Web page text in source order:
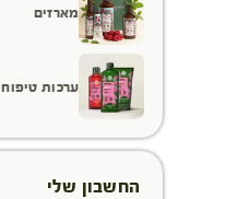
מארזים
ערכות טיפוח
החשבון שלי